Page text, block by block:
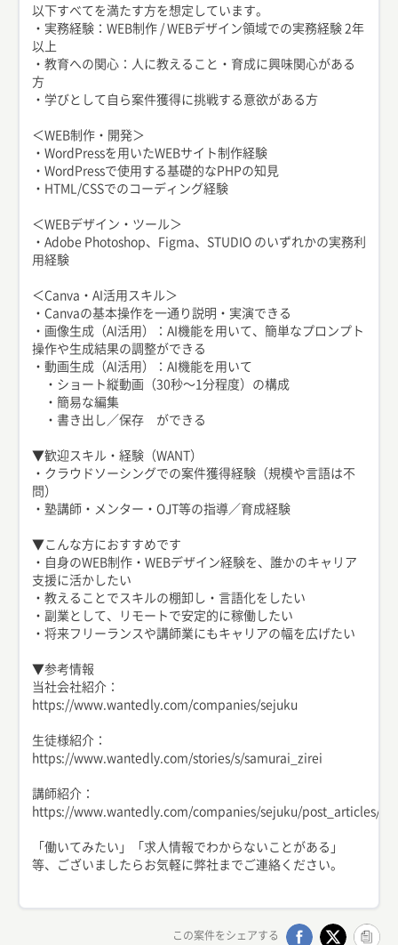
以下すべてを満たす方を想定しています。
・実務経験：WEB制作 / WEBデザイン領域での実務経験 2年
以上
・教育への関心：人に教えること・育成に興味関心がある
方
・学びとして自ら案件獲得に挑戦する意欲がある方
＜WEB制作・開発＞
・WordPressを用いたWEBサイト制作経験
・WordPressで使用する基礎的なPHPの知見
・HTML/CSSでのコーディング経験
＜WEBデザイン・ツール＞
・Adobe Photoshop、Figma、STUDIO のいずれかの実務利
用経験
＜Canva・AI活用スキル＞
・Canvaの基本操作を一通り説明・実演できる
・画像生成（AI活用）：AI機能を用いて、簡単なプロンプト
操作や生成結果の調整ができる
・動画生成（AI活用）：AI機能を用いて
・ショート縦動画（30秒〜1分程度）の構成
・簡易な編集
・書き出し／保存 ができる
▼歓迎スキル・経験（WANT）
・クラウドソーシングでの案件獲得経験（規模や言語は不
問）
・塾講師・メンター・OJT等の指導／育成経験
▼こんな方におすすめです
・自身のWEB制作・WEBデザイン経験を、誰かのキャリア
支援に活かしたい
・教えることでスキルの棚卸し・言語化をしたい
・副業として、リモートで安定的に稼働したい
・将来フリーランスや講師業にもキャリアの幅を広げたい
▼参考情報
当社会社紹介：
https://www.wantedly.com/companies/sejuku
生徒様紹介：
https://www.wantedly.com/stories/s/samurai_zirei
講師紹介：
https://www.wantedly.com/companies/sejuku/post_articles/
「働いてみたい」「求人情報でわからないことがある」
等、ございましたらお気軽に弊社までご連絡ください。
この案件をシェアする